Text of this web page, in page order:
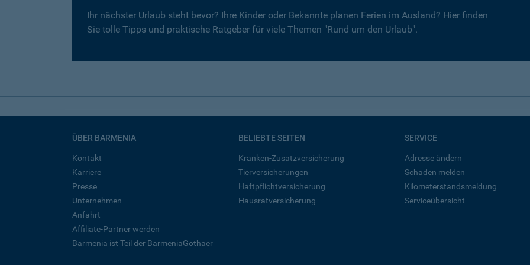
Ihr nächster Urlaub steht bevor? Ihre Kinder oder Bekannte planen Ferien im Ausland? Hier finden
Sie tolle Tipps und praktische Ratgeber für viele Themen "Rund um den Urlaub".
ÜBER BARMENIA
Kontakt
Karriere
Presse
Unternehmen
Anfahrt
Affiliate-Partner werden
Barmenia ist Teil der BarmeniaGothaer
BELIEBTE SEITEN
Kranken-Zusatzversicherung
Tierversicherungen
Haftpflichtversicherung
Hausratversicherung
SERVICE
Adresse ändern
Schaden melden
Kilometerstandsmeldung
Serviceübersicht